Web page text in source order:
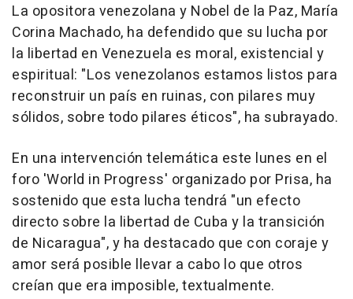
La opositora venezolana y Nobel de la Paz, María
Corina Machado, ha defendido que su lucha por
la libertad en Venezuela es moral, existencial y
espiritual: "Los venezolanos estamos listos para
reconstruir un país en ruinas, con pilares muy
sólidos, sobre todo pilares éticos", ha subrayado.
En una intervención telemática este lunes en el
foro 'World in Progress' organizado por Prisa, ha
sostenido que esta lucha tendrá "un efecto
directo sobre la libertad de Cuba y la transición
de Nicaragua", y ha destacado que con coraje y
amor será posible llevar a cabo lo que otros
creían que era imposible, textualmente.